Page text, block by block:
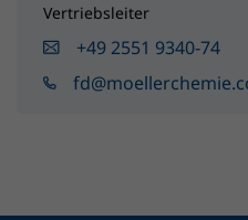
Vertriebsleiter
+49 2551 9340-74